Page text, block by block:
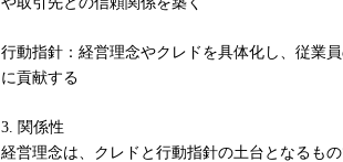
行動指針：経営理念やクレドを具体化し、従業
に貢献する
3. 関係性
経営理念は、クレドと行動指針の土台となるも